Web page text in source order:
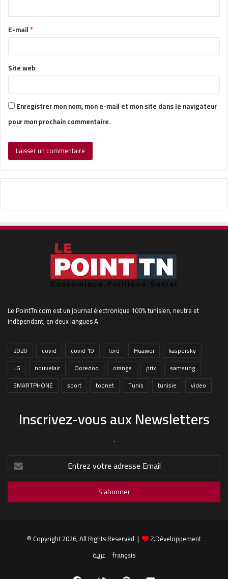
e
*
E-mail*
Site web
Enregistrer mon nom, mon e-mail et mon site dans le navigateur
pour mon prochain commentaire.
Le PointTn.com est un journal électronique 100% tunisien, neutre et
indépendant, en deux langues A
2020 covid covid 19 ford Huawei
kaspersky
LG
nouvelair Ooredoo orange prix
samsung
SMARTPHONE
sport topnet Tunis tunisie video
Inscrivez-vous aux Newsletters
.
Entrez
votre
adresse
© Copyright 2026, All Rights Reserved |
Z.Développement
عربية français